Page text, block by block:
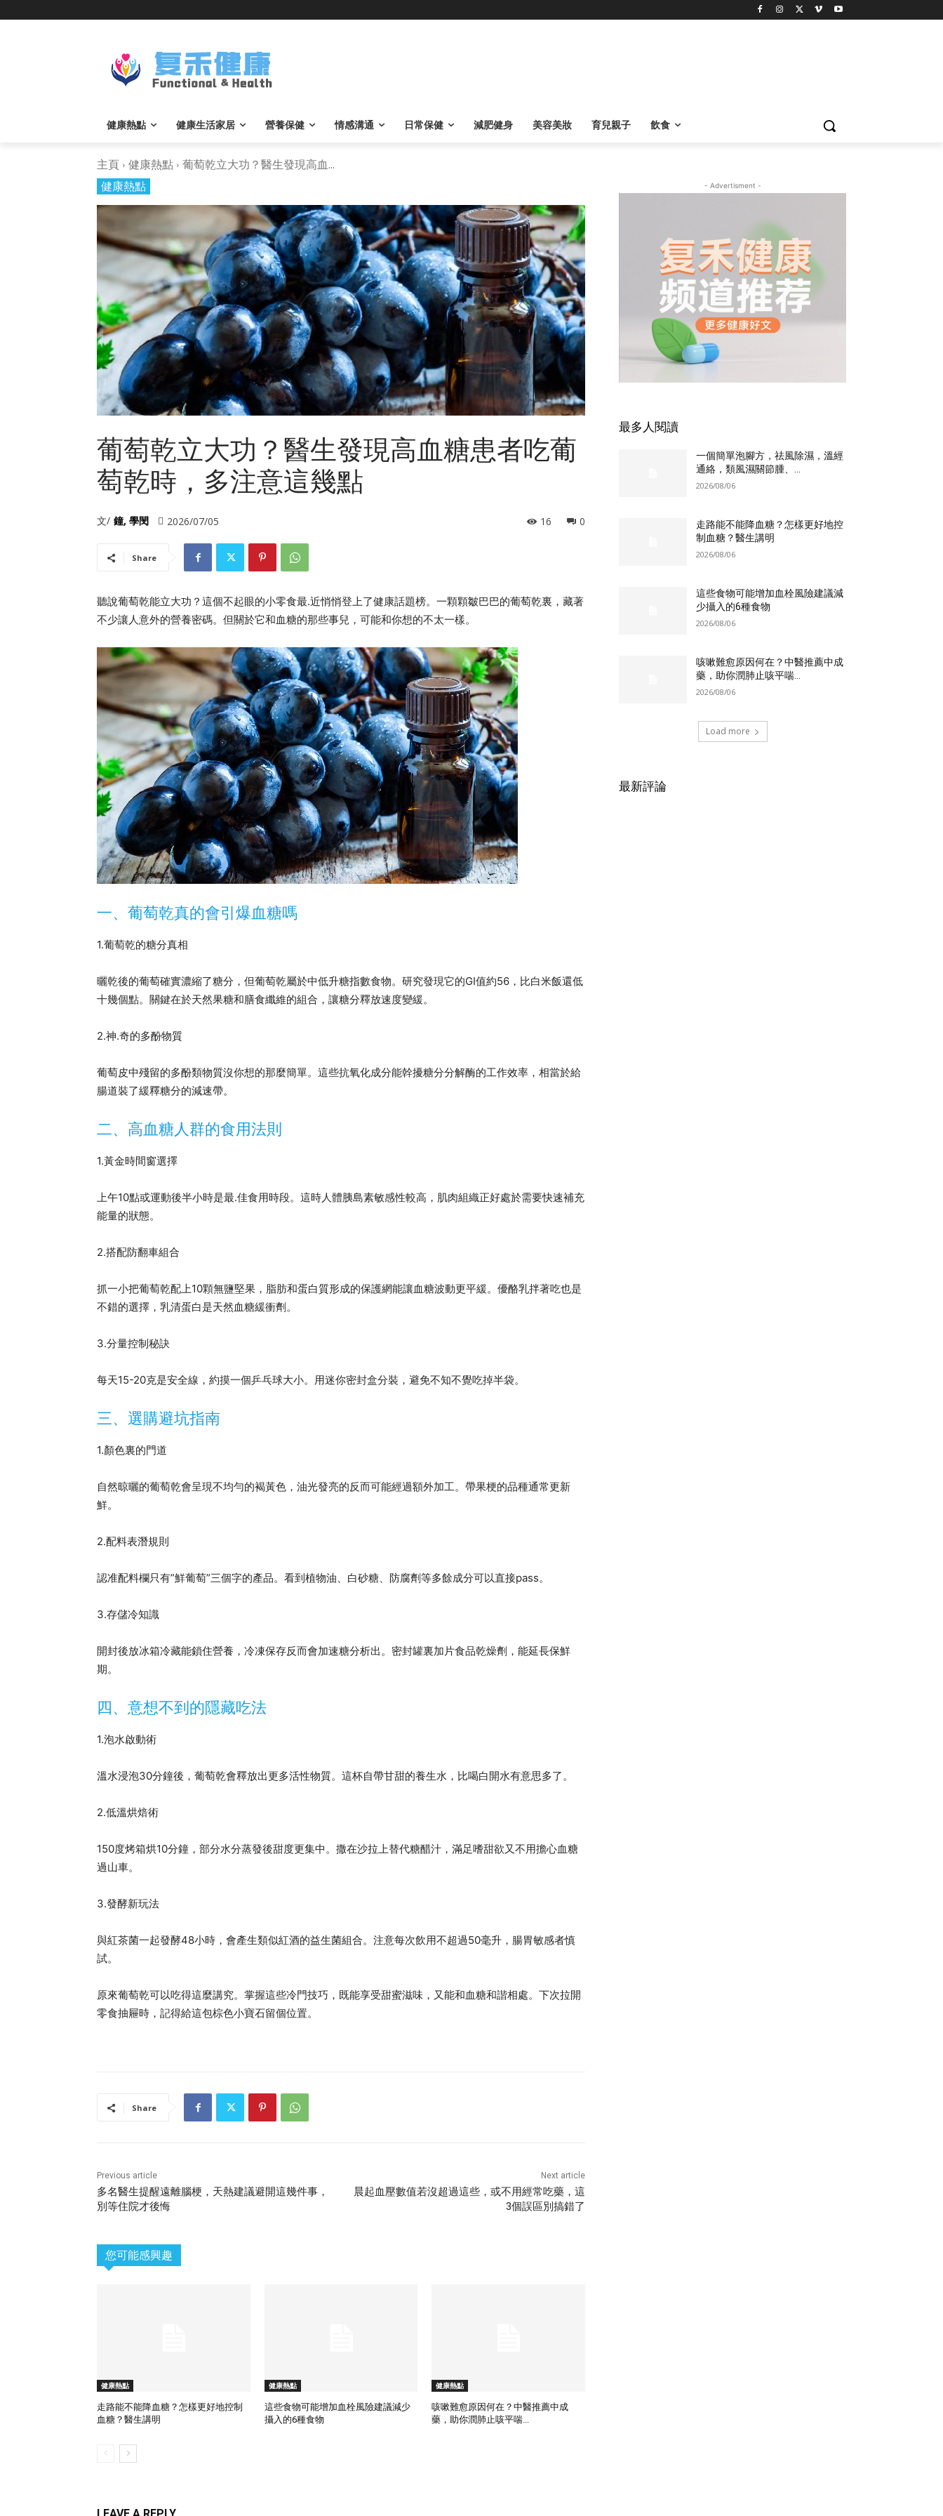
健康熱點 健康生活家居 營養保健 情感溝通 日常保健 減肥健身 美容美妝 育兒親子 飲食
主頁 健康熱點 葡萄乾立大功？醫生發現高血...
健康熱點
葡萄乾立大功？醫生發現高血糖患者吃葡
萄乾時，多注意這幾點
文/ 鐘, 學閔 2026/07/05 0
16
Share
聽說葡萄乾能立大功？這個不起眼的小零食最.近悄悄登上了健康話題榜。一顆顆皺巴巴的葡萄乾裏，藏著
不少讓人意外的營養密碼。但關於它和血糖的那些事兒，可能和你想的不太一樣。
一、葡萄乾真的會引爆血糖嗎
1.葡萄乾的糖分真相
曬乾後的葡萄確實濃縮了糖分，但葡萄乾屬於中低升糖指數食物。研究發現它的GI值約56，比白米飯還低
十幾個點。關鍵在於天然果糖和膳食纖維的組合，讓糖分釋放速度變緩。
2.神.奇的多酚物質
葡萄皮中殘留的多酚類物質沒你想的那麼簡單。這些抗氧化成分能幹擾糖分分解酶的工作效率，相當於給
腸道裝了緩釋糖分的減速帶。
二、高血糖人群的食用法則
1.黃金時間窗選擇
上午10點或運動後半小時是最.佳食用時段。這時人體胰島素敏感性較高，肌肉組織正好處於需要快速補充
能量的狀態。
2.搭配防翻車組合
抓一小把葡萄乾配上10顆無鹽堅果，脂肪和蛋白質形成的保護網能讓血糖波動更平緩。優酪乳拌著吃也是
不錯的選擇，乳清蛋白是天然血糖緩衝劑。
3.分量控制秘訣
每天15-20克是安全線，約摸一個乒乓球大小。用迷你密封盒分裝，避免不知不覺吃掉半袋。
三、選購避坑指南
1.顏色裏的門道
自然晾曬的葡萄乾會呈現不均勻的褐黃色，油光發亮的反而可能經過額外加工。帶果梗的品種通常更新
鮮。
2.配料表潛規則
認准配料欄只有”鮮葡萄”三個字的產品。看到植物油、白砂糖、防腐劑等多餘成分可以直接pass。
3.存儲冷知識
開封後放冰箱冷藏能鎖住營養，冷凍保存反而會加速糖分析出。密封罐裏加片食品乾燥劑，能延長保鮮
期。
四、意想不到的隱藏吃法
1.泡水啟動術
溫水浸泡30分鐘後，葡萄乾會釋放出更多活性物質。這杯自帶甘甜的養生水，比喝白開水有意思多了。
2.低溫烘焙術
150度烤箱烘10分鐘，部分水分蒸發後甜度更集中。撒在沙拉上替代糖醋汁，滿足嗜甜欲又不用擔心血糖
過山車。
3.發酵新玩法
與紅茶菌一起發酵48小時，會產生類似紅酒的益生菌組合。注意每次飲用不超過50毫升，腸胃敏感者慎
試。
原來葡萄乾可以吃得這麼講究。掌握這些冷門技巧，既能享受甜蜜滋味，又能和血糖和諧相處。下次拉開
零食抽屜時，記得給這包棕色小寶石留個位置。
Share
Previous article
多名醫生提醒遠離腦梗，天熱建議避開這幾件事，
別等住院才後悔
Next article
晨起血壓數值若沒超過這些，或不用經常吃藥，這
3個誤區別搞錯了
您可能感興趣
健康熱點
走路能不能降血糖？怎樣更好地控制
血糖？醫生講明
健康熱點
這些食物可能增加血栓風險建議減少
攝入的6種食物
健康熱點
咳嗽難愈原因何在？中醫推薦中成
藥，助你潤肺止咳平喘...
- Advertisment -
最多人閱讀
一個簡單泡腳方，祛風除濕，溫經
通絡，類風濕關節腫、...
2026/08/06
走路能不能降血糖？怎樣更好地控
制血糖？醫生講明
2026/08/06
這些食物可能增加血栓風險建議減
少攝入的6種食物
2026/08/06
咳嗽難愈原因何在？中醫推薦中成
藥，助你潤肺止咳平喘...
2026/08/06
Load more
最新評論